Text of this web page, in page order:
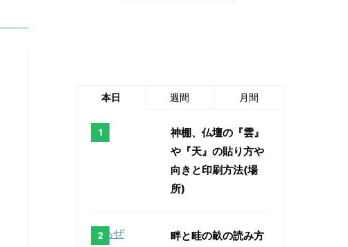
本日 週間 月間
神棚、仏壇の『雲』
や『天』の貼り方や
向きと印刷方法(場
所)
畔と畦の畝の読み方